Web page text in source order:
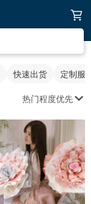
快速出货 定制服
热门程度优先